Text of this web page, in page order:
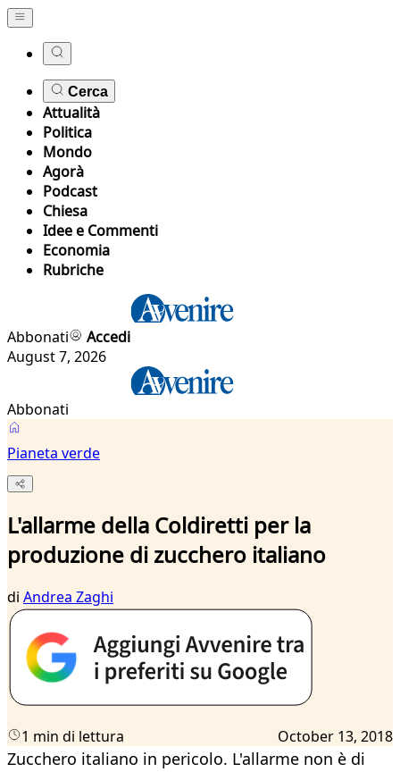
Cerca
Attualità
Politica
Mondo
Agorà
Podcast
Chiesa
Idee e Commenti
Economia
Rubriche
Abbonati
Accedi
August 7, 2026
Abbonati
Pianeta verde
L'allarme della Coldiretti per la
produzione di zucchero italiano
di Andrea Zaghi
1 min di lettura October 13, 2018
Zucchero italiano in pericolo. L'allarme non è di